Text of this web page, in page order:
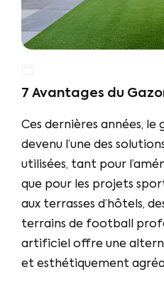
7 Avantages du
Ces dernières années,
devenu l’une des
utilisées, tant pour
que pour les projets
aux terrasses d’hôtels,
terrains de football
artificiel offre une
et esthétiquement